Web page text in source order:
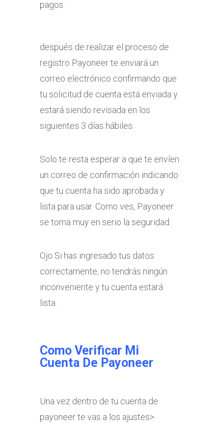
pagos.
después de realizar el proceso de
registro Payoneer te enviará un
correo electrónico confirmando que
tu solicitud de cuenta está enviada y
estará siendo revisada en los
siguientes 3 días hábiles.
Solo te resta esperar a que te envíen
un correo de confirmación indicando
que tu cuenta ha sido aprobada y
lista para usar. Como ves, Payoneer
se toma muy en serio la seguridad.
Ojo Si has ingresado tus datos
correctamente, no tendrás ningún
inconveniente y tu cuenta estará
lista.
Como Verificar Mi
Cuenta De Payoneer
Una vez dentro de tu cuenta de
payoneer te vas a los ajustes>